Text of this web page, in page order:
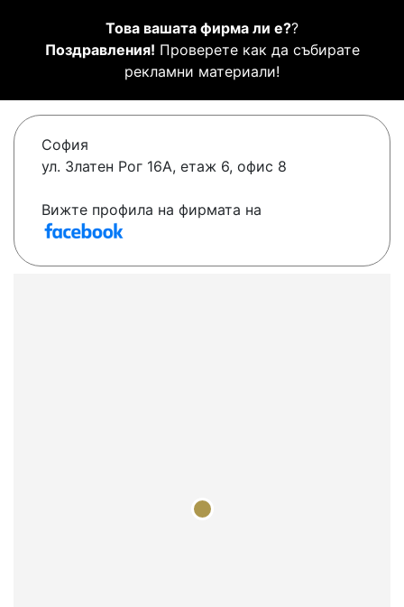
Това вашата фирма ли е??
Поздравления! Проверете как да събирате
рекламни материали!
София
ул. Златен Рог 16А, етаж 6, офис 8
Вижте профила на фирмата на